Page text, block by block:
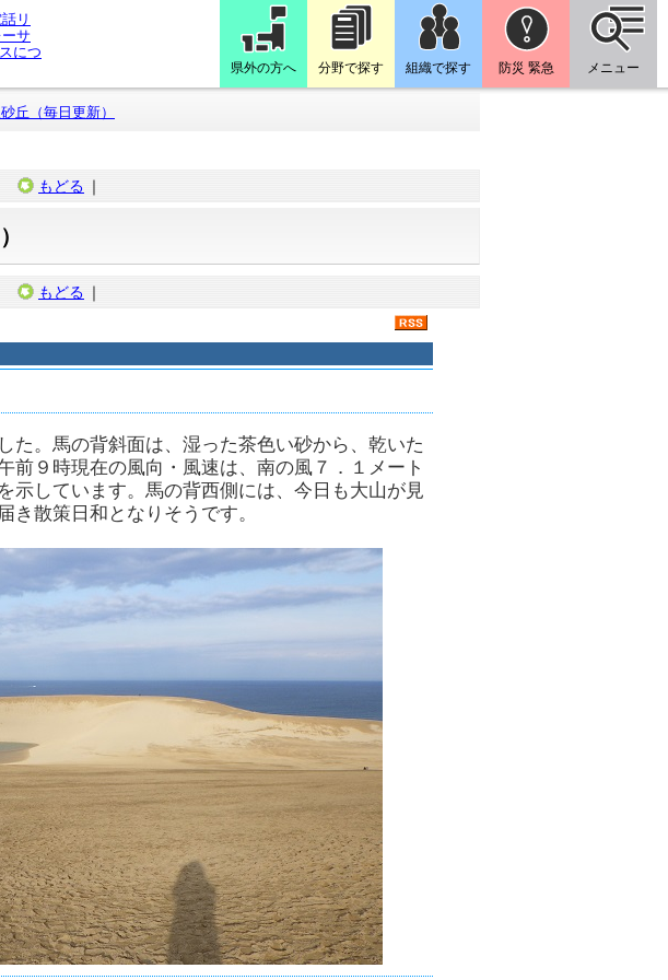
県外の方へ 分野で探す 組織で探す 防災 緊急 メニュー
丘（毎日更新）
もどる ｜
もどる ｜
た。馬の背斜面は、湿った茶色い砂から、乾いた
前９時現在の風向・風速は、南の風７．１メート
示しています。馬の背西側には、今日も大山が見
き散策日和となりそうです。